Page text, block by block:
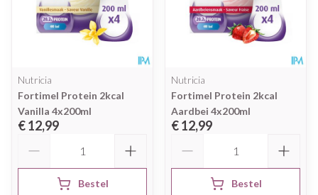
Nutricia
Fortimel Protein 2kcal
Vanilla 4x200ml
€ 12,99
Bestel
Nutricia
Fortimel Protein 2kcal
Aardbei 4x200ml
€ 12,99
Bestel